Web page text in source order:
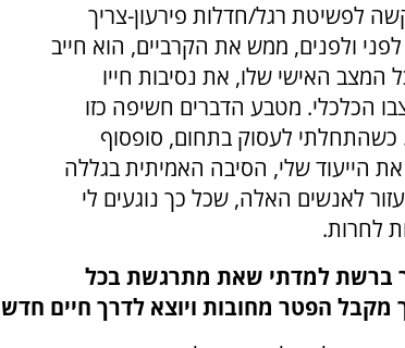
לפשיטת רגל/חדלות פירעון-צריך
ולפנים, ממש את הקרביים, הוא חייב
המצב האישי שלו, את נסיבות חייו
הכלכלי. מטבע הדברים חשיפה כזו
כשהתחלתי לעסוק בתחום, סופסוף
הייעוד שלי, הסיבה האמיתית בגללה
לאנשים האלה, שכל כך נוגעים לי
לחרות.
ברשת למדתי שאת מתרגשת בכל
הפטר מחובות ויוצא לדרך חיים